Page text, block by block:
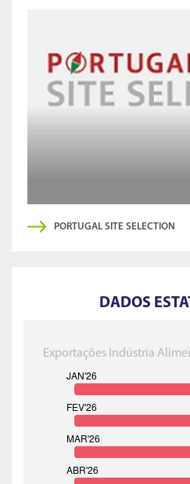
PORTUGAL SITE SELECTION
DADOS
Exportações Indústria